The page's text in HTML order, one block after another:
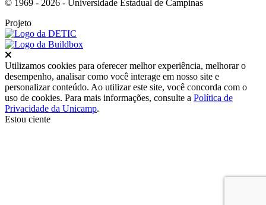
© 1969 - 2026 - Universidade Estadual de Campinas
Projeto
Utilizamos cookies para oferecer melhor experiência, melhorar o
desempenho, analisar como você interage em nosso site e
personalizar conteúdo. Ao utilizar este site, você concorda com o
uso de cookies. Para mais informações, consulte a Política de
Privacidade da Unicamp.
Estou ciente